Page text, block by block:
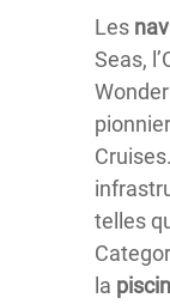
Les
Seas,
telles
la